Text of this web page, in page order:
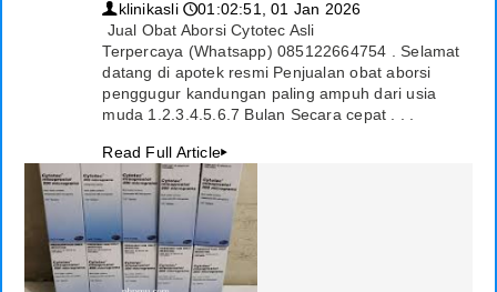
👤 klinikasli 🕔01:02:51, 01 Jan 2026
Jual Obat Aborsi Cytotec Asli
Terpercaya (Whatsapp) 085122664754 . Selamat
datang di apotek resmi Penjualan obat aborsi
penggugur kandungan paling ampuh dari usia
muda 1.2.3.4.5.6.7 Bulan Secara cepat . . .
Read Full Article▸